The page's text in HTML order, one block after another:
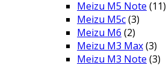
Meizu M5 Note (11)
Meizu M5c(3)
Meizu M6 (2)
Meizu M3 Max(3)
Meizu M3 Note (3)